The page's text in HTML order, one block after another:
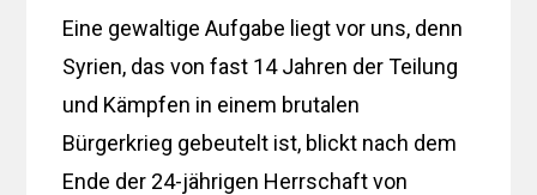
Eine gewaltige Aufgabe liegt vor uns, denn
Syrien, das von fast 14 Jahren der Teilung
und Kämpfen in einem brutalen
Bürgerkrieg gebeutelt ist, blickt nach dem
Ende der 24-jährigen Herrschaft von